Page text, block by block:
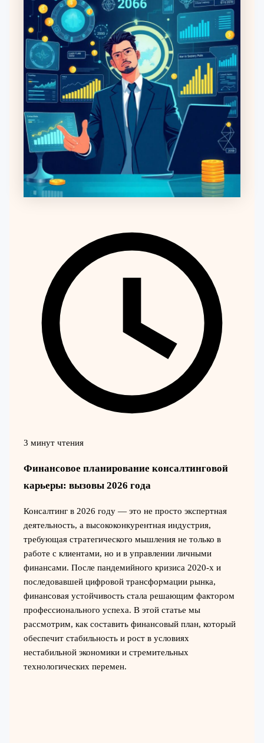
3 минут чтения
Финансовое планирование консалтинговой
карьеры: вызовы 2026 года
Консалтинг в 2026 году — это не просто экспертная
деятельность, а высококонкурентная индустрия,
требующая стратегического мышления не только в
работе с клиентами, но и в управлении личными
финансами. После пандемийного кризиса 2020-х и
последовавшей цифровой трансформации рынка,
финансовая устойчивость стала решающим фактором
профессионального успеха. В этой статье мы
рассмотрим, как составить финансовый план, который
обеспечит стабильность и рост в условиях
нестабильной экономики и стремительных
технологических перемен.